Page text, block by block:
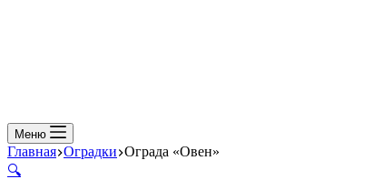
Меню
Главная Оградки Ограда «Овен»
🔍